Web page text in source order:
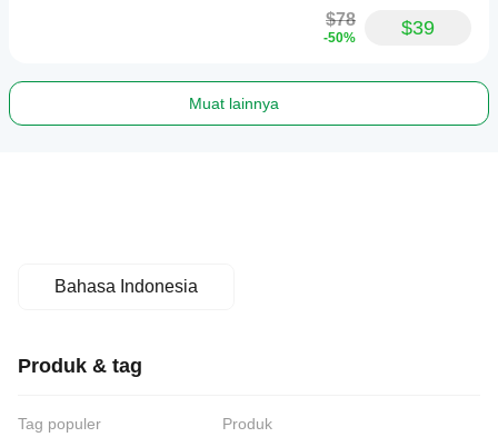
$78
-50% $39
Muat lainnya
Bahasa Indonesia
Produk & tag
Tag populer
Produk